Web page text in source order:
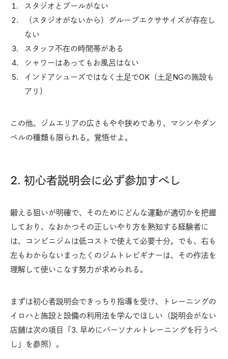
スタジオとプールがない
（スタジオがないから）グループエクササイズが存在し
ない
スタッフ不在の時間帯がある
シャワーはあってもお風呂はない
インドアシューズではなく土足でOK（土足NGの施設も
アリ）
この他、ジムエリアの広さもやや狭めであり、マシンやダン
ベルの種類も限られる。覚悟せよ。
2. 初心者説明会に必ず参加すべし
鍛える狙いが明確で、そのためにどんな運動が適切かを把握
しており、なおかつその正しいやり方を熟知する経験者に
は、コンビニジムは低コストで使えて必要十分。でも、右も
左もわからないまったくのジムトレビギナーは、その作法を
理解して使いこなす努力が求められる。
まずは初心者説明会できっちり指導を受け、トレーニングの
イロハと施設と設備の利用法を学んでほしい（説明会がない
店舗は次の項目「3. 早めにパーソナルトレーニングを行うべ
し」を参照）。